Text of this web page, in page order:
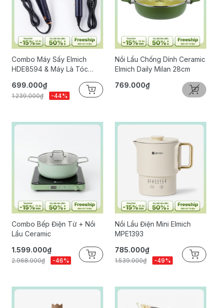
Combo Máy Sấy Elmich
HDE8594 & Máy Là Tóc
699.000₫
1.239.000₫ -44%
Nồi Lẩu Chống Dính Ceramic
Elmich Daily Milan 28cm
769.000₫
Combo Bếp Điện Từ + Nồi
Lẩu Ceramic
1.599.000₫
2.968.000₫ -46%
Nồi Lẩu Điện Mini Elmich
MPE1393
785.000₫
1.539.000₫ -49%